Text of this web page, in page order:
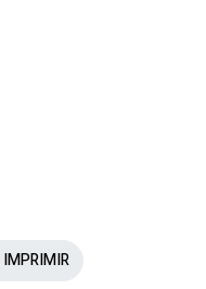
IMPRIMIR